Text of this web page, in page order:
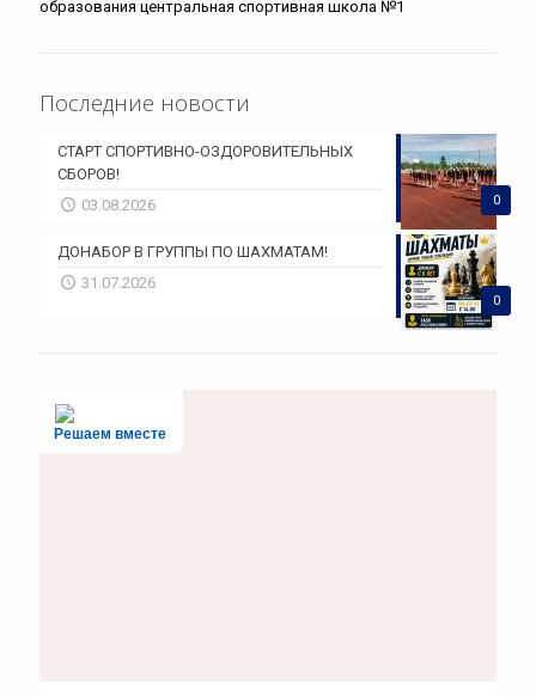
образования центральная спортивная школа №1
Последние новости
0
СТАРТ СПОРТИВНО-ОЗДОРОВИТЕЛЬНЫХ
СБОРОВ!
03.08.2026
0
ДОНАБОР В ГРУППЫ ПО ШАХМАТАМ!
31.07.2026
Решаем вместе